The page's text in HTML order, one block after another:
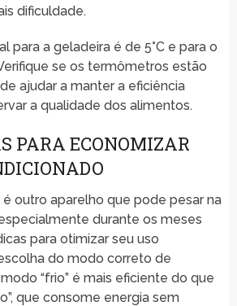
dificuldade.
para a geladeira é de 5°C e para o
se os termômetros estão
ajudar a manter a eficiência
a qualidade dos alimentos.
PARA ECONOMIZAR
outro aparelho que pode pesar na
durante os meses
para otimizar seu uso
do modo correto de
“frio” é mais eficiente do que
que consome energia sem